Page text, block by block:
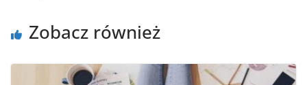
Zobacz również